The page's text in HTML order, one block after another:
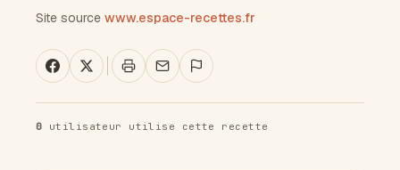
Site source www.espace-recettes.fr
0 utilisateur utilise cette recette